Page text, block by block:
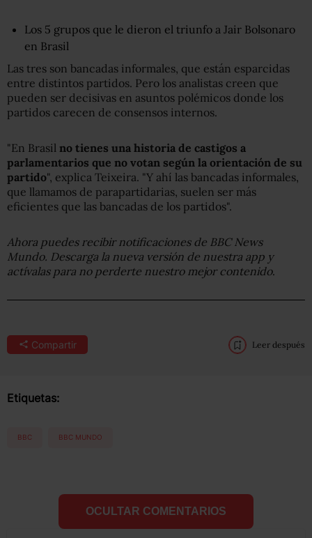
Los 5 grupos que le dieron el triunfo a Jair Bolsonaro
en Brasil
Las tres son bancadas informales, que están esparcidas
entre distintos partidos. Pero los analistas creen que
pueden ser decisivas en asuntos polémicos donde los
partidos carecen de consensos internos.
"En Brasil no tienes una historia de castigos a
parlamentarios que no votan según la orientación de su
partido", explica Teixeira. "Y ahí las bancadas informales,
que llamamos de parapartidarias, suelen ser más
eficientes que las bancadas de los partidos".
Ahora puedes recibir notificaciones de BBC News
Mundo. Descarga la nueva versión de nuestra app y
actívalas para no perderte nuestro mejor contenido.
Compartir Leer después
Etiquetas:
BBC BBC MUNDO
OCULTAR COMENTARIOS